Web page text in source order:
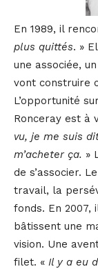
En 1989, il
plus quittés. »
une associée,
vont construire
L’opportunité
Ronceray est à
vu, je me suis
m’acheter ça. »
de s’associer.
travail, la
fonds. En
bâtissent une
vision. Une
filet. « Il y a eu